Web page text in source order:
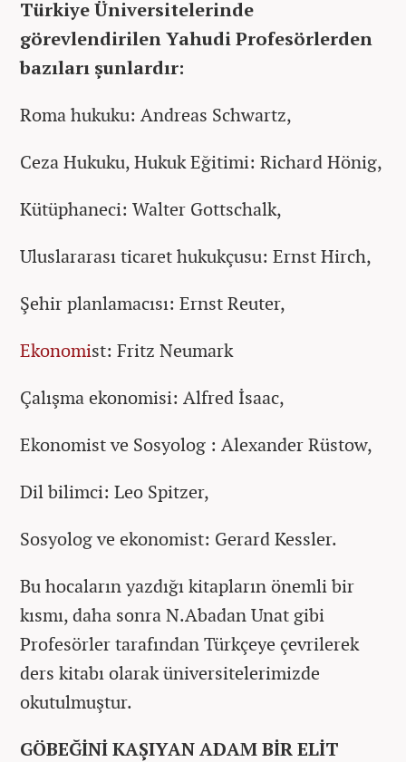
Türkiye Üniversitelerinde
görevlendirilen Yahudi Profesörlerden
bazıları şunlardır:
Roma hukuku: Andreas Schwartz,
Ceza Hukuku, Hukuk Eğitimi: Richard Hönig,
Kütüphaneci: Walter Gottschalk,
Uluslararası ticaret hukukçusu: Ernst Hirch,
Şehir planlamacısı: Ernst Reuter,
Ekonomist: Fritz Neumark
Çalışma ekonomisi: Alfred İsaac,
Ekonomist ve Sosyolog : Alexander Rüstow,
Dil bilimci: Leo Spitzer,
Sosyolog ve ekonomist: Gerard Kessler.
Bu hocaların yazdığı kitapların önemli bir
kısmı, daha sonra N.Abadan Unat gibi
Profesörler tarafından Türkçeye çevrilerek
ders kitabı olarak üniversitelerimizde
okutulmuştur.
GÖBEĞİNİ KAŞIYAN ADAM BİR ELİT